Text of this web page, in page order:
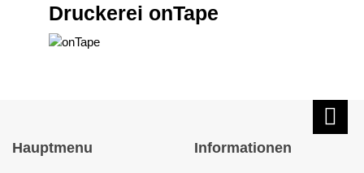
Druckerei onTape
Hauptmenu Informationen